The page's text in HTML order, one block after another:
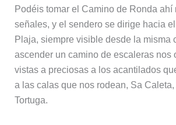
Podéis tomar el Camino de Ronda ahí
señales, y el sendero se dirige hacia
Plaja, siempre visible desde la misma
ascender un camino de escaleras nos
vistas a preciosas a los acantilados
a las calas que nos rodean, Sa
Tortuga.